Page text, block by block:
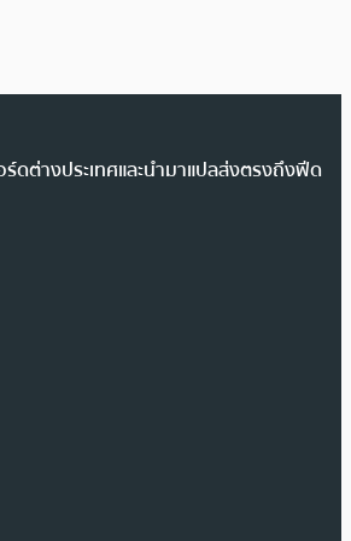
ร์ดต่างประเทศและนำมาแปลส่งตรงถึงฟีด